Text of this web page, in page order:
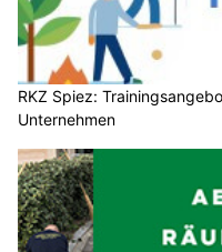
RKZ Spiez:
Unternehmen